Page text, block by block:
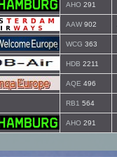
AHO 291
AAW902
WCG 363
HDB 2211
AQE 496
RB1 564
AHO 291